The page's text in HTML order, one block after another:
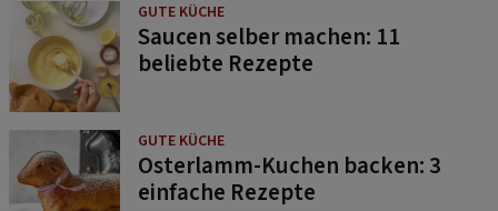
GUTE KÜCHE
Saucen selber machen: 11
beliebte Rezepte
GUTE KÜCHE
Osterlamm-Kuchen backen: 3
einfache Rezepte